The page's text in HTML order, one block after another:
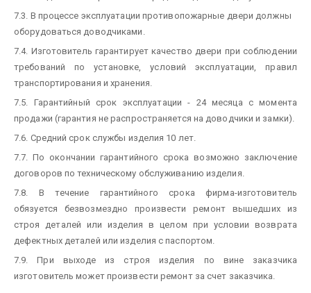
7.3. В процессе эксплуатации противопожарные двери должны
оборудоваться доводчиками.
7.4. Изготовитель гарантирует качество двери при соблюдении
требований по установке, условий эксплуатации, правил
транспортирования и хранения.
7.5. Гарантийный срок эксплуатации - 24 месяца с момента
продажи (гарантия не распространяется на доводчики и замки).
7.6. Средний срок службы изделия 10 лет.
7.7. По окончании гарантийного срока возможно заключение
договоров по техническому обслуживанию изделия.
7.8. В течение гарантийного срока фирма-изготовитель
обязуется безвозмездно произвести ремонт вышедших из
строя деталей или изделия в целом при условии возврата
дефектных деталей или изделия с паспортом.
7.9. При выходе из строя изделия по вине заказчика
изготовитель может произвести ремонт за счет заказчика.